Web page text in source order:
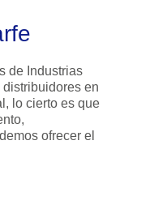
de Industrias
ofrecer el